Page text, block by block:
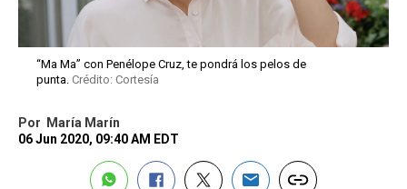
“Ma Ma” con Penélope Cruz, te pondrá los pelos de
punta. Crédito: Cortesía
Por
María Marín
06 Jun 2020, 09:40 AM EDT